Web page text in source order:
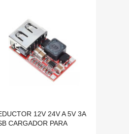
CARGA RAPIDA CELULAR
QC3.0 FCP APPLE
$12.990
add_shopping_cart Añadir